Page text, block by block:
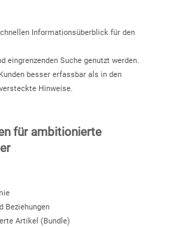
Informationsüberblick für den
eingrenzenden Suche genutzt werden.
besser erfassbar als in den
Hinweise.
für ambitionierte
Beziehungen
Artikel (Bundle)